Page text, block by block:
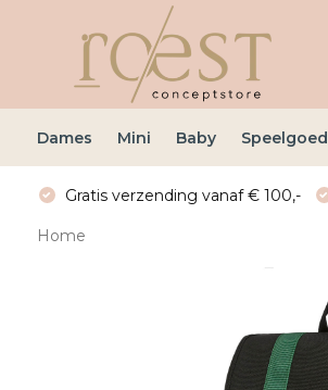
Dames Mini Baby Speelgoed
Gratis verzending vanaf € 100,-
Home